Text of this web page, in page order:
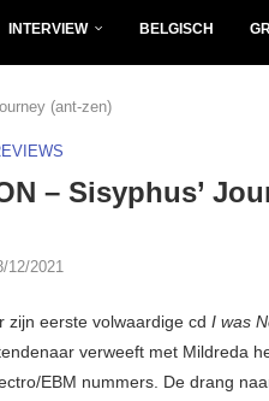
INTERVIEW BELGISCH
(ant-zen)
– Sisyphus’
12/2021
zijn eerste volwaardige cd I was
verweeft met Mildreda
EBM nummers. De drang